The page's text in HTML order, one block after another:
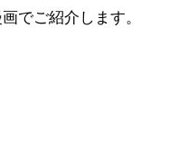
でご紹介します。